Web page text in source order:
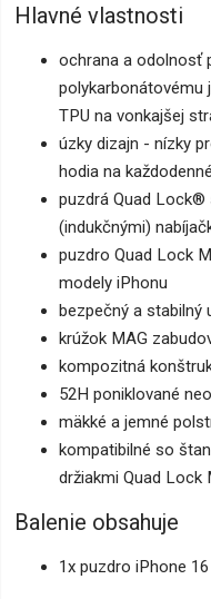
Hlavné vlastnosti
ochrana a odolnosť
polykarbonátovému
TPU na vonkajšej
úzky dizajn - nízky
hodia na
puzdrá Quad Lock®
(indukčnými)
puzdro Quad Lock
modely iPhonu
bezpečný a stabilný
krúžok MAG
kompozitná
52H poniklované
mäkké a jemné
kompatibilné so
držiakmi Quad Lock
Balenie obsahuje
1x puzdro iPhone